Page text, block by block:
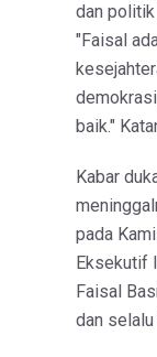
dan politik
"Faisal
baik."
Kabar
pada
Eksekutif
Faisal
dan